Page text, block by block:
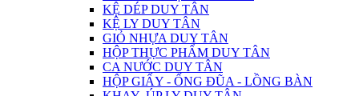
KỆ DÉP DUY TÂN
KỆ LY DUY TÂN
GIỎ NHỰA DUY TÂN
HỘP THỰC PHẨM DUY TÂN
CA NƯỚC DUY TÂN
HỘP GIẤY - ỐNG ĐŨA - LỒNG BÀN